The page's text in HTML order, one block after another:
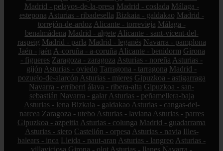
Madrid - pelayos-de-la-presa Madrid - coslada Málaga -
estepona Asturias - ribadesella Bizkaia - galdakao Madrid -
torrejón-de-ardoz Alicante - torrevieja Málaga -
benalmádena Madrid - algete Alicante - sant-vicent-del-
raspeig Madrid - parla Madrid - leganés Navarra - pamplona
Jaén - jaén A-coruña - a-coruña Alicante - benidorm Girona
- figueres Zaragoza - zaragoza Asturias - noreña Asturias -
gijón Asturias - oviedo Tarragona - tarragona Madrid -
pozuelo-de-alarcón Asturias - mieres Gipuzkoa - astigarraga
Navarra - erriberri álava - ribera-alta Gipuzkoa - san-
sebastián Navarra - galar Asturias - peñamellera-baja
Asturias - lena Bizkaia - galdakao Asturias - cangas-del-
narcea Zaragoza - utebo Asturias - laviana Asturias - parres
Gipuzkoa - azpeitia Asturias - colunga Madrid - guadarrama
Asturias - siero Castellón - orpesa Asturias - navia Illes-
balears - inca Lleida - naut-aran Asturias - langreo Asturias -